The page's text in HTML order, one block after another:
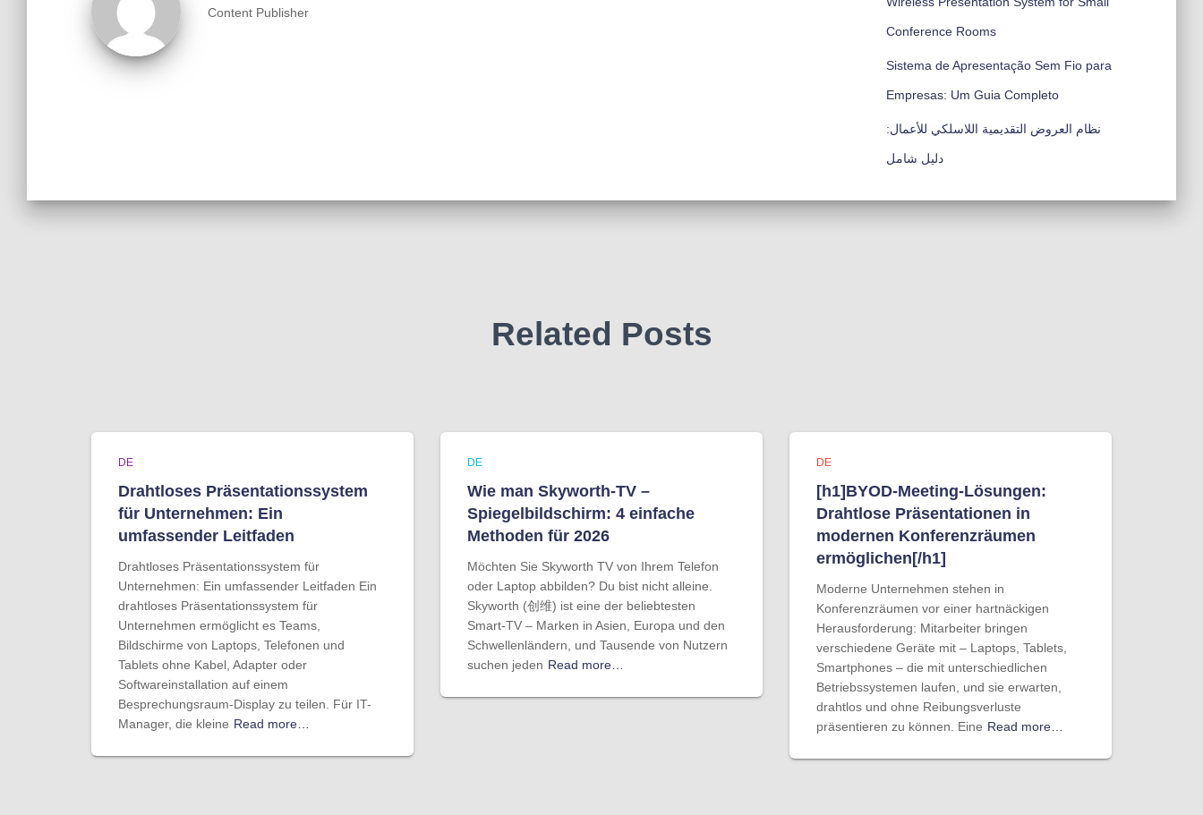
Content Publisher
Conference Rooms
Sistema de Apresentação Sem Fio para
Empresas: Um Guia Completo
نظام العروض التقديمية اللاسلكي للأعمال:
دليل شامل
Related Posts
DE
Drahtloses Präsentationssystem
für Unternehmen: Ein
umfassender Leitfaden
Drahtloses Präsentationssystem für
Unternehmen: Ein umfassender Leitfaden Ein
drahtloses Präsentationssystem für
Unternehmen ermöglicht es Teams,
Bildschirme von Laptops, Telefonen und
Tablets ohne Kabel, Adapter oder
Softwareinstallation auf einem
Besprechungsraum-Display zu teilen. Für IT-
Manager, die kleine Read more…
DE
Wie man Skyworth-TV –
Spiegelbildschirm: 4 einfache
Methoden für 2026
Möchten Sie Skyworth TV von Ihrem Telefon
oder Laptop abbilden? Du bist nicht alleine.
Skyworth (创维) ist eine der beliebtesten
Smart-TV – Marken in Asien, Europa und den
Schwellenländern, und Tausende von Nutzern
suchen jeden Read more…
DE
[h1]BYOD-Meeting-Lösungen:
Drahtlose Präsentationen in
modernen Konferenzräumen
ermöglichen[/h1]
Moderne Unternehmen stehen in
Konferenzräumen vor einer hartnäckigen
Herausforderung: Mitarbeiter bringen
verschiedene Geräte mit – Laptops, Tablets,
Smartphones – die mit unterschiedlichen
Betriebssystemen laufen, und sie erwarten,
drahtlos und ohne Reibungsverluste
präsentieren zu können. Eine Read more…